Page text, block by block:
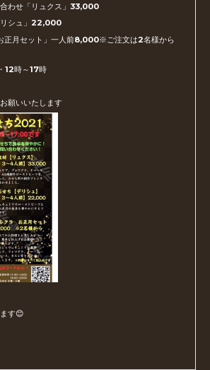
わせ「リュクス」33,000
リシュ」22,000
正月セット」一人前8,000※ご注文は2名様から
12時～17時
願いいたします
す😊